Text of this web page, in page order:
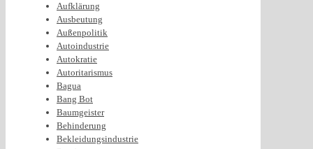
Aufklärung
Ausbeutung
Außenpolitik
Autoindustrie
Autokratie
Autoritarismus
Bagua
Bang Bot
Baumgeister
Behinderung
Bekleidungsindustrie